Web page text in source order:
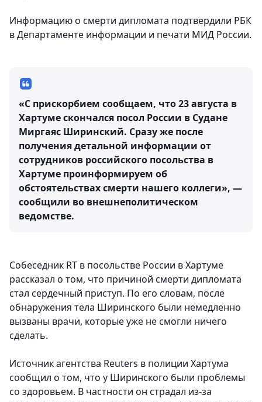
Информацию о смерти дипломата подтвердили РБК
в Департаменте информации и печати МИД России.
«С прискорбием сообщаем, что 23 августа в
Хартуме скончался посол России в Судане
Миргаяс Ширинский. Сразу же после
получения детальной информации от
сотрудников российского посольства в
Хартуме проинформируем об
обстоятельствах смерти нашего коллеги», —
сообщили во внешнеполитическом
ведомстве.
Собеседник RT в посольстве России в Хартуме
рассказал о том, что причиной смерти дипломата
стал сердечный приступ. По его словам, после
обнаружения тела Ширинского были немедленно
вызваны врачи, которые уже не смогли ничего
сделать.
Источник агентства Reuters в полиции Хартума
сообщил о том, что у Ширинского были проблемы
со здоровьем. В частности он страдал из-за